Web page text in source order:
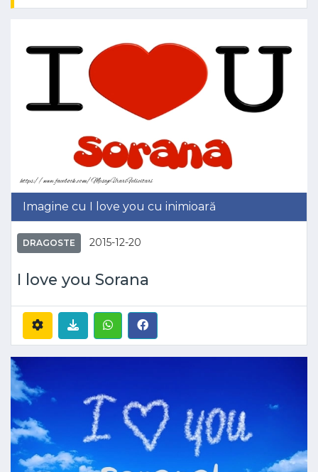
Imagine cu I love you cu inimioară
DRAGOSTE 2015-12-20
I love you Sorana